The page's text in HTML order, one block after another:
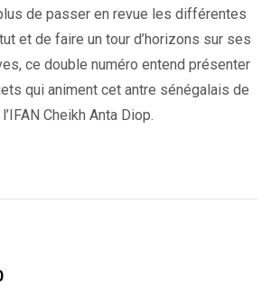
de passer en revue les différentes
et de faire un tour d’horizons sur ses
ce double numéro entend présenter
qui animent cet antre sénégalais de
Cheikh Anta Diop.